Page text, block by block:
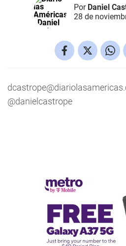
Por Daniel
28 de
@danielcastrope